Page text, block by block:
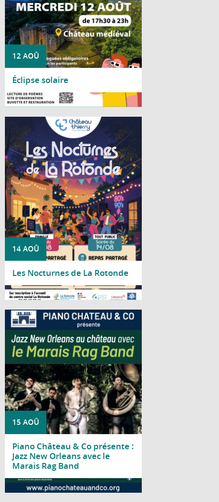
12 AOÛ
Éclipse solaire
Lire la suite
14 AOÛ
Les Nocturnes de La Rotonde
Cet été, le Centre social La Rotonde vous
invite à partager deux soirées conviviales
placées sous le signe de la bonne humeur
et de la musique.
Lire la suite
15 AOÛ
Piano Château & Co présente :
Jazz New Orleans avec le
Marais Rag Band
Piano Château & Co vous invite à découvrir
le Marais Rag Band pour un concert
consacré au jazz traditionnel de La
Nouvelle-Orléans.
Lire la suite